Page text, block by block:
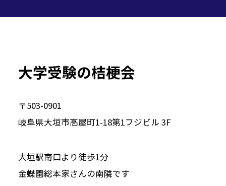
大学受験の桔梗会
〒503-0901
岐阜県大垣市高屋町1-18第1フジビル 3F
大垣駅南口より徒歩1分
金蝶園総本家さんの南隣です